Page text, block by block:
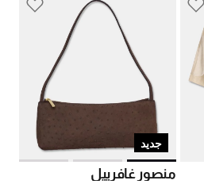
جديد
منصور غافرييل